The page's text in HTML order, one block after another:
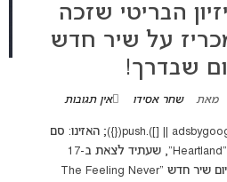
הבריטי שזכה
על שיר חדש
שבדרך!
מאת שחר אסידו אין תגובות
(adsbygoogle = window.adsbygoogle || []).push({}); האזינו: סם
ריידר מכריז על אלבום חדש, "Heartland", שעתיד לצאת ב-17
באוקטובר. במקביל, שחרר היום שיר חדש "The Feeling Never